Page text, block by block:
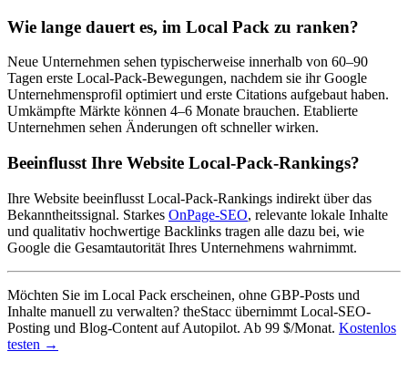
Wie lange dauert es, im Local Pack zu ranken?
Neue Unternehmen sehen typischerweise innerhalb von 60–90
Tagen erste Local-Pack-Bewegungen, nachdem sie ihr Google
Unternehmensprofil optimiert und erste Citations aufgebaut haben.
Umkämpfte Märkte können 4–6 Monate brauchen. Etablierte
Unternehmen sehen Änderungen oft schneller wirken.
Beeinflusst Ihre Website Local-Pack-Rankings?
Ihre Website beeinflusst Local-Pack-Rankings indirekt über das
Bekanntheitssignal. Starkes OnPage-SEO, relevante lokale Inhalte
und qualitativ hochwertige Backlinks tragen alle dazu bei, wie
Google die Gesamtautorität Ihres Unternehmens wahrnimmt.
Möchten Sie im Local Pack erscheinen, ohne GBP-Posts und
Inhalte manuell zu verwalten? theStacc übernimmt Local-SEO-
Posting und Blog-Content auf Autopilot. Ab 99 $/Monat. Kostenlos
testen →